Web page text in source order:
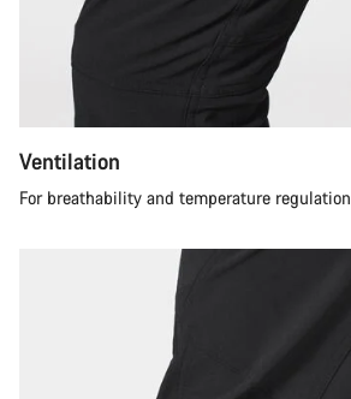
Ventilation
For breathability and temperature regulation